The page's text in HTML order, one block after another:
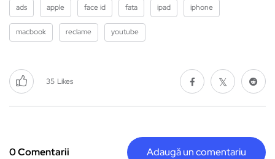
ads apple face id fata ipad iphone
macbook reclame youtube
35 Likes
0 Comentarii Adaugă un comentariu